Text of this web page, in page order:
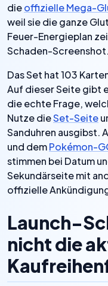
dieoffizielle Mega-
weil sie die ganze
Feuer-Energieplan
Schaden-Screenshot.
Das Set hat 103
Auf dieser Seite gibt
die echte Frage,
Nutze dieSet-Seite
Sanduhren ausgibst.
und demPokémon-
stimmen bei Datum
Sekundärseite mit
offizielle
Launch-
nicht die